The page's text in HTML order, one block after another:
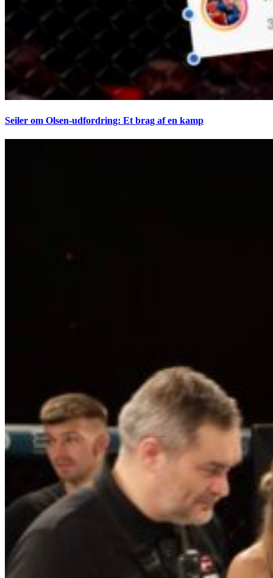
Seiler om Olsen-udfordring: Et brag af en kamp